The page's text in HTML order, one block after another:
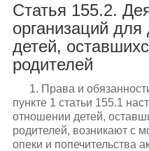
Статья 155.2.
организаций для
детей,
родителей
1. Права и
пункте 1 статьи 155.1
отношении детей,
родителей, возникают с
опеки и попечительства